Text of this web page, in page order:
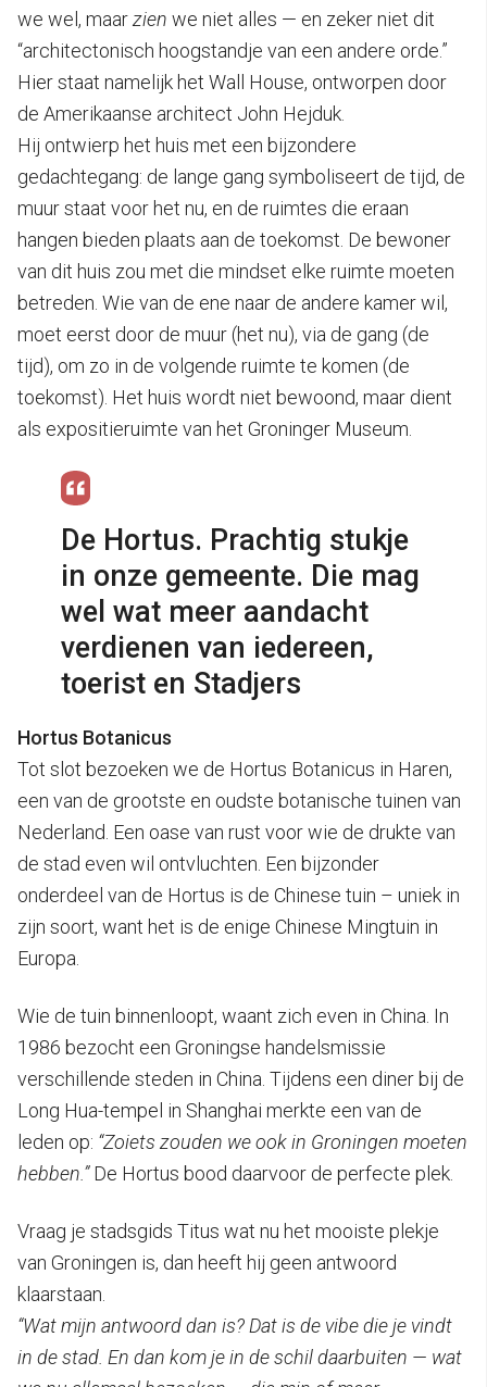
we wel, maarzien we niet alles — en zeker niet dit
“architectonisch hoogstandje van een andere orde.”
Hier staat namelijk het Wall House, ontworpen door
de Amerikaanse architect John Hejduk.
Hij ontwierp het huis met een bijzondere
gedachtegang: de lange gang symboliseert de tijd, de
muur staat voor het nu, en de ruimtes die eraan
hangen bieden plaats aan de toekomst. De bewoner
van dit huis zou met die mindset elke ruimte moeten
betreden. Wie van de ene naar de andere kamer wil,
moet eerst door de muur (het nu), via de gang (de
tijd), om zo in de volgende ruimte te komen (de
toekomst). Het huis wordt niet bewoond, maar dient
als expositieruimte van het Groninger Museum.
De Hortus. Prachtig stukje
in onze gemeente. Die mag
wel wat meer aandacht
verdienen van iedereen,
toerist en Stadjers
Hortus Botanicus
Tot slot bezoeken we de Hortus Botanicus in Haren,
een van de grootste en oudste botanische tuinen van
Nederland. Een oase van rust voor wie de drukte van
de stad even wil ontvluchten. Een bijzonder
onderdeel van de Hortus is de Chinese tuin – uniek in
zijn soort, want het is de enige Chinese Mingtuin in
Europa.
Wie de tuin binnenloopt, waant zich even in China. In
1986 bezocht een Groningse handelsmissie
verschillende steden in China. Tijdens een diner bij de
Long Hua-tempel in Shanghai merkte een van de
leden op: “Zoiets zouden we ook in Groningen moeten
hebben.”De Hortus bood daarvoor de perfecte plek.
Vraag je stadsgids Titus wat nu het mooiste plekje
van Groningen is, dan heeft hij geen antwoord
klaarstaan.
“Wat mijn antwoord dan is? Dat is de vibe die je vindt
in de stad. En dan kom je in de schil daarbuiten — wat